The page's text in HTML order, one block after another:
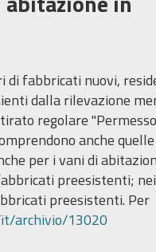
di fabbricati nuovi,
dalla rilevazione
regolare
anche
per i vani di
preesistenti;
preesistenti. Per
archivio/13020